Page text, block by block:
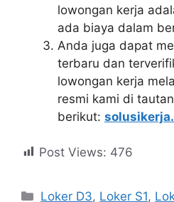
lowongan kerja
ada biaya dalam
Anda juga dapat
terbaru dan
lowongan kerja
resmi kami di tautan
berikut:
Post Views: 476
Kategori
Loker D3, Loker S1,